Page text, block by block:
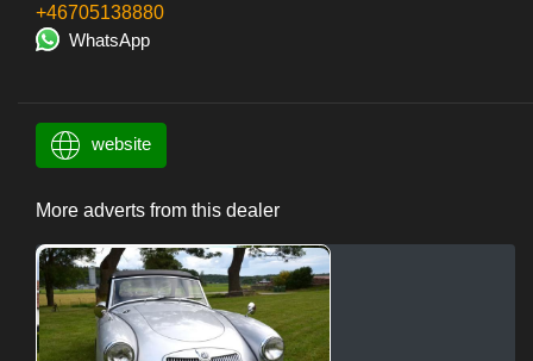
+46705138880
WhatsApp
website
More adverts from this dealer